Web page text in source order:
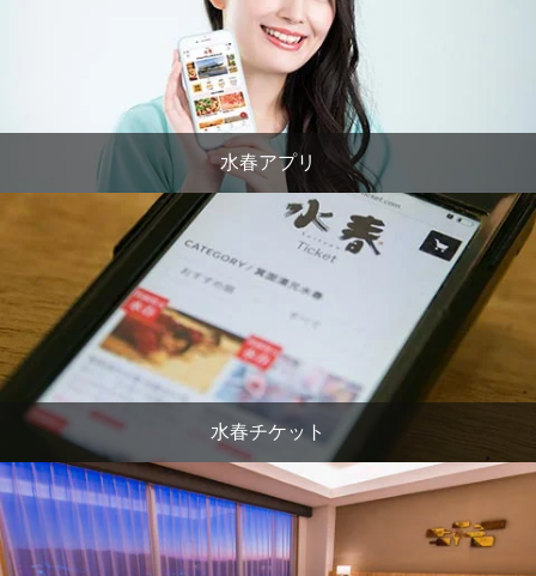
水春アプリ
水春チケット